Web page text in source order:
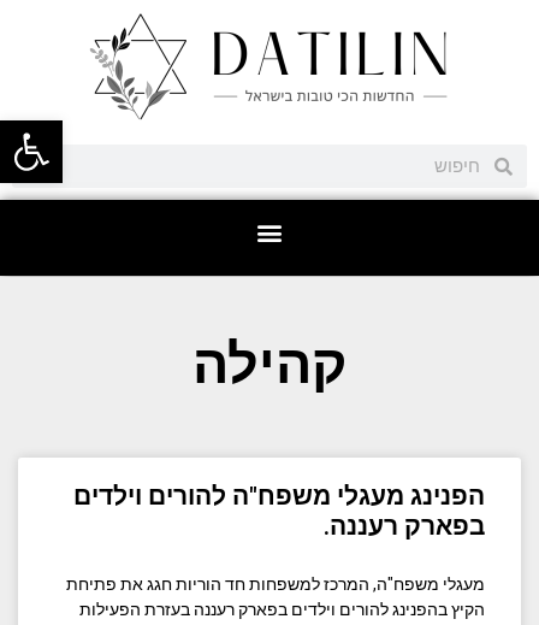
פתח
קהילה
הפנינג מעגלי משפח"ה להורים וילדים
בפארק רעננה.
מעגלי משפח"ה, המרכז למשפחות חד הוריות חגג את פתיחת
הקיץ בהפנינג להורים וילדים בפארק רעננה בעזרת הפעילות